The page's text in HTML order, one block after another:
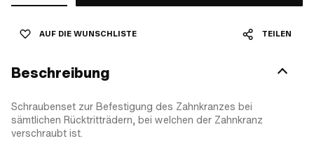
AUF DIE WUNSCHLISTE TEILEN
Beschreibung
Schraubenset zur Befestigung des Zahnkranzes bei
sämtlichen Rücktritträdern, bei welchen der Zahnkranz
verschraubt ist.